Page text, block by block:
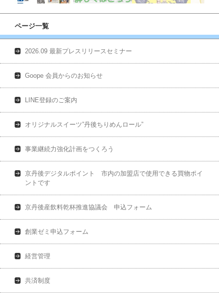
ページ一覧
2026.09 最新プレスリリースセミナー
Goope 会員からのお知らせ
LINE登録のご案内
オリジナルスイーツ”丹後ちりめんロール”
事業継続力強化計画をつくろう
京丹後デジタルポイント 市内の加盟店で使用できる買物ポイ
ントです
京丹後産飲料乾杯推進協議会 申込フォーム
創業ゼミ申込フォーム
経営管理
共済制度